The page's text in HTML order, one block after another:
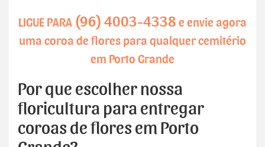
LIGUE PARA (96) 4003-4338 e envie agora
uma coroa de flores para qualquer cemitério
em Porto Grande
Por que escolher nossa
floricultura para entregar
coroas de flores em Porto